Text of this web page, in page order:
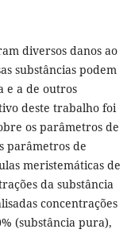
diversos danos ao
substâncias podem
e a de outros
deste trabalho foi
os parâmetros de
parâmetros de
meristemáticas de
da substância
concentrações
(substância pura),